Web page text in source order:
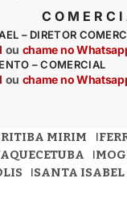
– DIRETOR
ou chame no
– COMERCIAL
ou chame no
MIRIM
SANTA ISABEL